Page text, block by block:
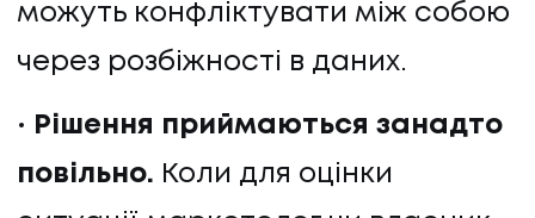
можуть конфліктувати між собою
через розбіжності в даних.
Рішення приймаються занадто
повільно. Коли для оцінки